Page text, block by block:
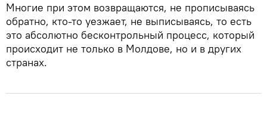
Многие при этом возвращаются, не прописываясь
обратно, кто-то уезжает, не выписываясь, то есть
это абсолютно бесконтрольный процесс, который
происходит не только в Молдове, но и в других
странах.